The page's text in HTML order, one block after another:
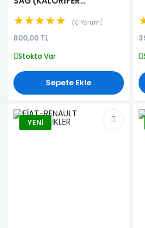
IZGARASI) (KALORİFER
DİFÜZÖRÜ)
★★★★★ 0 Yorum
800,00 TL
Stokta Var
Sepete Ekle
YENI